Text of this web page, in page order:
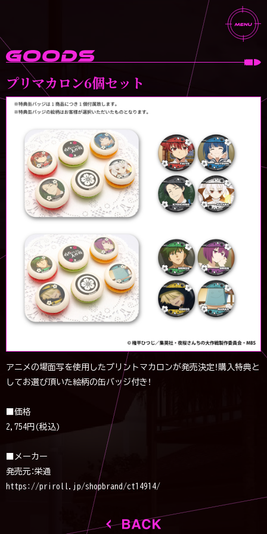
プリマカロン6個セット
アニメの場面写を使用したプリントマカロンが発売決定！購入特典と
してお選び頂いた絵柄の缶バッジ付き！
■価格
2,754円(税込)
■メーカー
発売元：栄通
https://priroll.jp/shopbrand/ct14914/